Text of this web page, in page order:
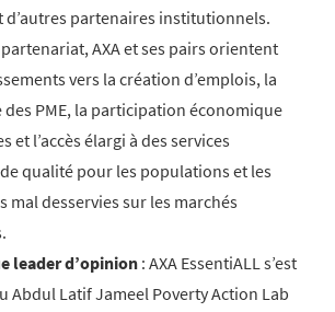
d’autres partenaires institutionnels.
partenariat, AXA et ses pairs orientent
vers la création d’emplois, la
des PME, la participation économique
et l’accès élargi à des services
qualité pour les populations et les
mal desservies sur les marchés
leader d’opinion : AXA EssentiALL s’est
Abdul Latif Jameel Poverty Action Lab